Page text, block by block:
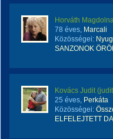
Horváth
78 éves, Marcali
Közösségei:
SANZONOK
Kovács Judit
25 éves, Perkáta
Közösségei:
ELFELEJTETT